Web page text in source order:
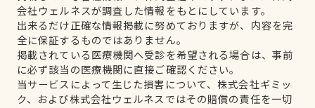
会社ウェルネスが調査した情報をもとにしています。
出来るだけ正確な情報掲載に努めておりますが、内容を完
全に保証するものではありません。
掲載されている医療機関へ受診を希望される場合は、事前
に必ず該当の医療機関に直接ご確認ください。
当サービスによって生じた損害について、株式会社ギミッ
ク、および株式会社ウェルネスではその賠償の責任を一切